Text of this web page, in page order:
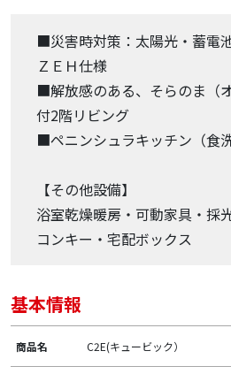
■災害時対策：太陽光・蓄電
ＺＥＨ仕様
■解放感のある、そらのま（
付2階リビング
■ペニンシュラキッチン（食
【その他設備】
浴室乾燥暖房・可動家具・採
コンキー・宅配ボックス
基本情報
商品名 C2E(キュービック）